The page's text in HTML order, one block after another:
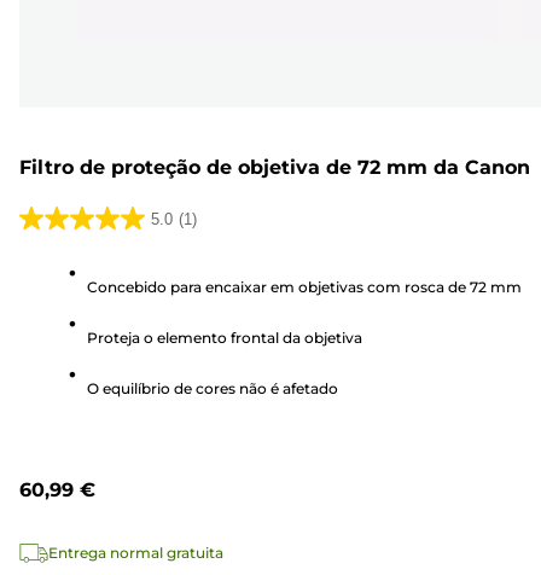
Filtro de proteção de objetiva de 72 mm da Canon
5.0 (1)
5.0
estrelas.
análise
Concebido para encaixar em objetivas com rosca de 72 mm
Proteja o elemento frontal da objetiva
O equilíbrio de cores não é afetado
60,99 €
Entrega normal gratuita